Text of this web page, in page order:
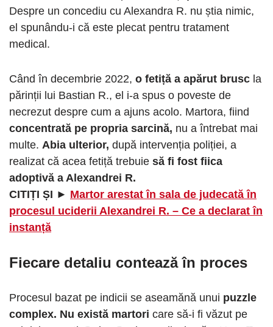
Despre un concediu cu Alexandra R. nu știa nimic,
el spunându-i că este plecat pentru tratament
medical.
Când în decembrie 2022, o fetiță a apărut brusc la
părinții lui Bastian R., el i-a spus o poveste de
necrezut despre cum a ajuns acolo. Martora, fiind
concentrată pe propria sarcină, nu a întrebat mai
multe. Abia ulterior, după intervenția poliției, a
realizat că acea fetiță trebuie să fi fost fiica
adoptivă a Alexandrei R.
CITIȚI ȘI ► Martor arestat în sala de judecată în
procesul uciderii Alexandrei R. – Ce a declarat în
instanță
Fiecare detaliu contează în proces
Procesul bazat pe indicii se aseamănă unui puzzle
complex. Nu există martori care să-i fi văzut pe